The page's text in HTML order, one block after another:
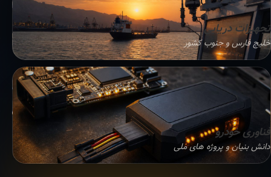
تجهیزات دریایی
خلیج فارس و جنوب کشور
فناوری خودرو
دانش بنیان و پروژه های ملی